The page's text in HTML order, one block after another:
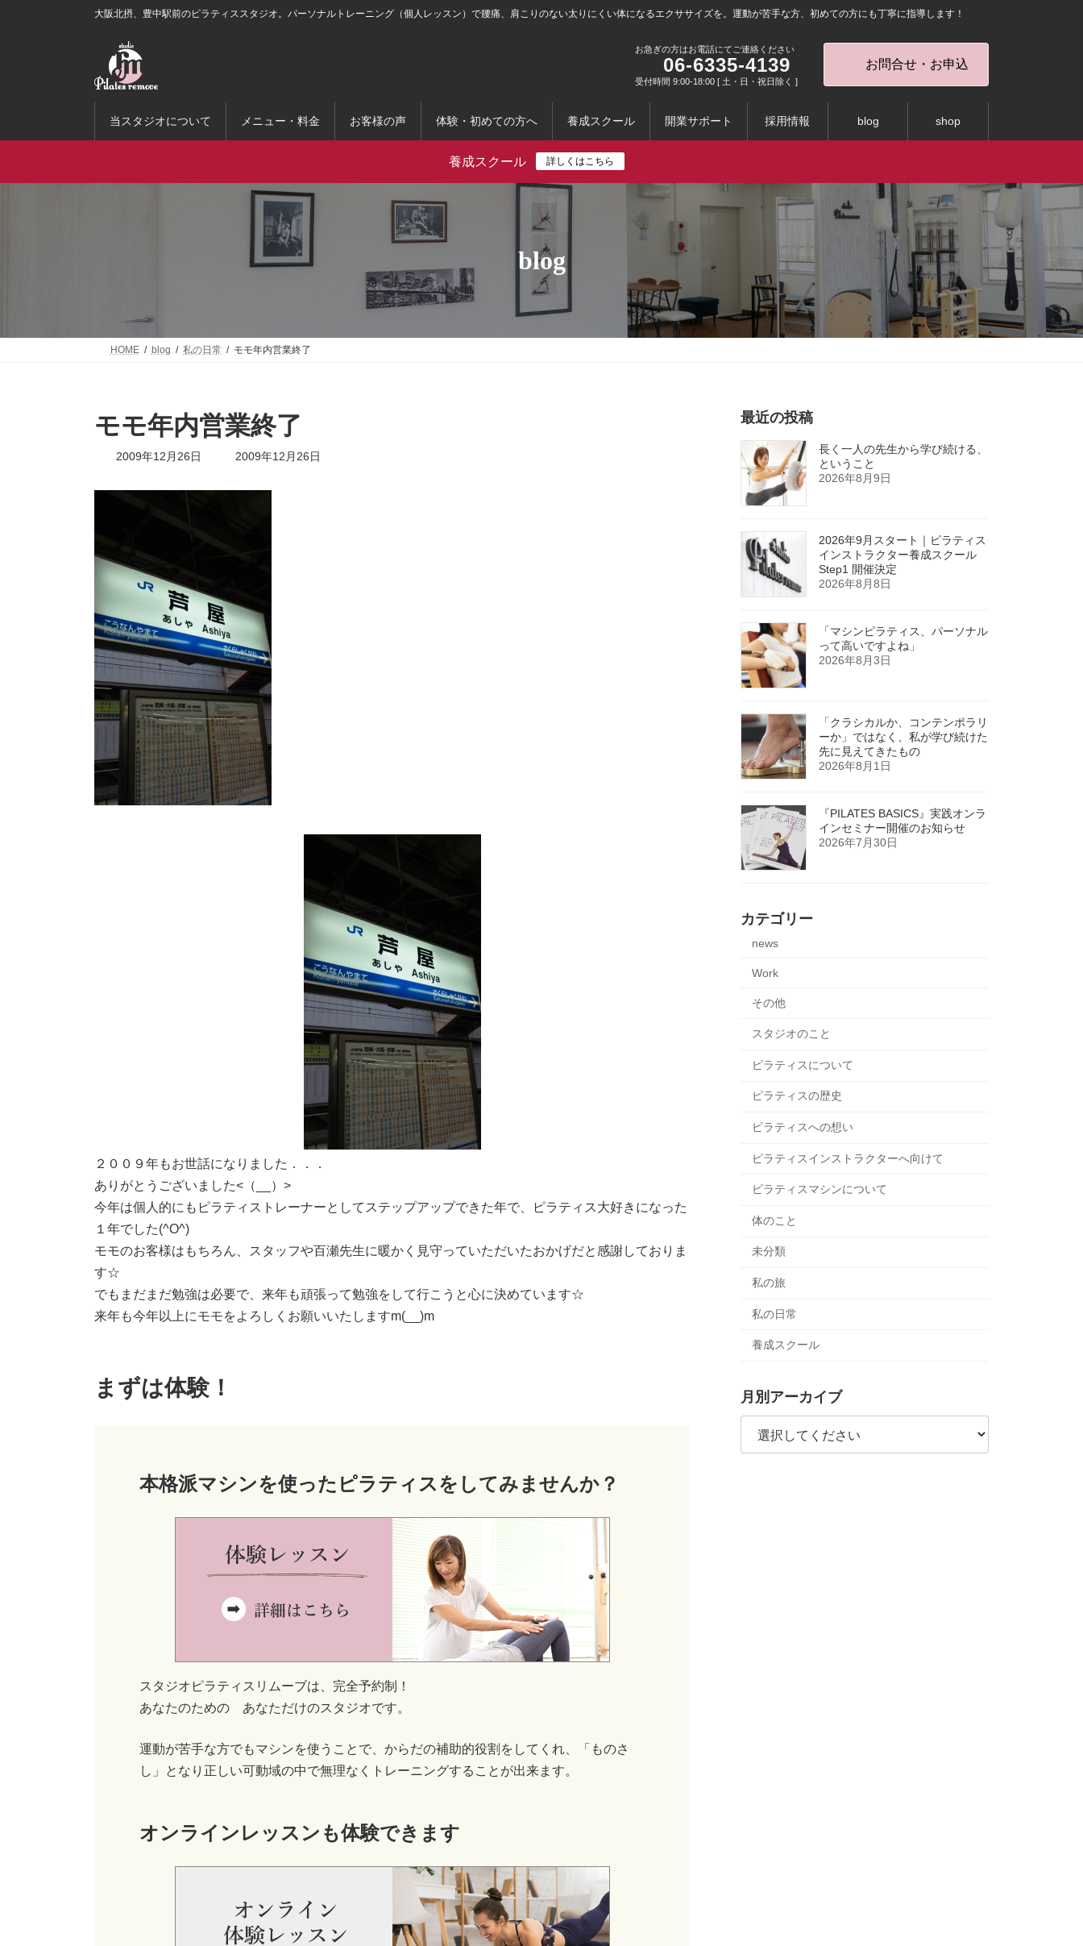
ッ
移
大阪北摂、豊中駅前のピラティススタジオ。パーソナルトレーニング（個人レッスン）で腰痛、肩こりのない太りにくい体になるエクササイズを。運動が苦手な方、初めての方にも丁寧に指導します！
お急ぎの方はお電話にてご連絡ください
06-6335-4139
受付時間 9:00-18:00 [ 土・日・祝日除く ]
お問合せ・お申込
当スタジオについて メニュー・料金 お客様の声 体験・初めての方へ 養成スクール 開業サポート 採用情報 blog shop
養成スクール 詳しくはこちら
blog
HOME blog 私の日常 モモ年内営業終了
モモ年内営業終了
2009年12月26日
最
2009年12月26日
２００９年もお世話になりました．．．
ありがとうございました<（__）>
今年は個人的にもピラティストレーナーとしてステップアップできた年で、ピラティス大好きになった
１年でした(^O^)
モモのお客様はもちろん、スタッフや百瀬先生に暖かく見守っていただいたおかげだと感謝しておりま
す☆
でもまだまだ勉強は必要で、来年も頑張って勉強をして行こうと心に決めています☆
来年も今年以上にモモをよろしくお願いいたしますm(__)m
まずは体験！
本格派マシンを使ったピラティスをしてみませんか？
スタジオピラティスリムーブは、完全予約制！
あなたのための あなただけのスタジオです。
運動が苦手な方でもマシンを使うことで、からだの補助的役割をしてくれ、「ものさ
し」となり正しい可動域の中で無理なくトレーニングすることが出来ます。
オンラインレッスンも体験できます
最近の投稿
長く一人の先生から学び続ける、
ということ
2026年8月9日
2026年9月スタート｜ピラティス
インストラクター養成スクール
Step1 開催決定
2026年8月8日
「マシンピラティス、パーソナル
って高いですよね」
2026年8月3日
「クラシカルか、コンテンポラリ
ーか」ではなく、私が学び続けた
先に見えてきたもの
2026年8月1日
『PILATES BASICS』実践オンラ
インセミナー開催のお知らせ
2026年7月30日
カテゴリー
news
Work
その他
スタジオのこと
ピラティスについて
ピラティスの歴史
ピラティスへの想い
ピラティスインストラクターへ向けて
ピラティスマシンについて
体のこと
未分類
私の旅
私の日常
養成スクール
月別アーカイブ